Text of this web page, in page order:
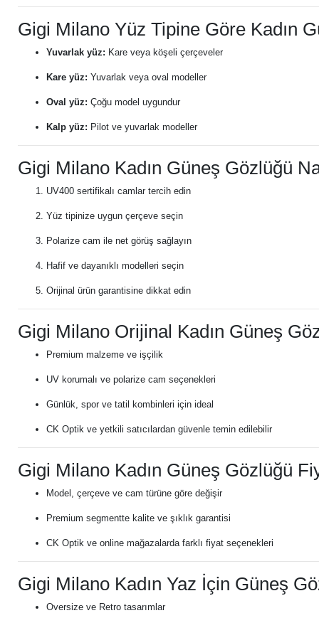
Gigi Milano Yüz Tipine Göre Kadın
Yuvarlak yüz: Kare veya köşeli çerçeveler
Kare yüz: Yuvarlak veya oval modeller
Oval yüz: Çoğu model uygundur
Kalp yüz: Pilot ve yuvarlak modeller
Gigi Milano Kadın Güneş Gözlüğü
UV400 sertifikalı camlar tercih edin
Yüz tipinize uygun çerçeve seçin
Polarize cam ile net görüş sağlayın
Hafif ve dayanıklı modelleri seçin
Orijinal ürün garantisine dikkat edin
Gigi Milano Orijinal Kadın Güneş
Premium malzeme ve işçilik
UV korumalı ve polarize cam seçenekleri
Günlük, spor ve tatil kombinleri için ideal
CK Optik ve yetkili satıcılardan güvenle temin edilebilir
Gigi Milano Kadın Güneş Gözlüğü
Model, çerçeve ve cam türüne göre değişir
Premium segmentte kalite ve şıklık garantisi
CK Optik ve online mağazalarda farklı fiyat seçenekleri
Gigi Milano Kadın Yaz İçin Güneş
Oversize ve Retro tasarımlar